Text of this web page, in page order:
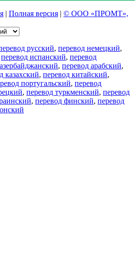
| Полная версия | © ООО «ПРОМТ»,
русский, перевод немецкий,
перевод испанский, перевод
, перевод арабский,
казахский, перевод китайский,
португальский, перевод
, перевод туркменский, перевод
, перевод финский, перевод